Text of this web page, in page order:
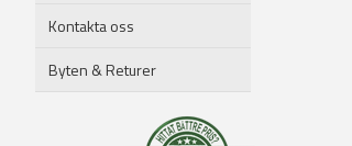
Kontakta oss
Byten & Returer